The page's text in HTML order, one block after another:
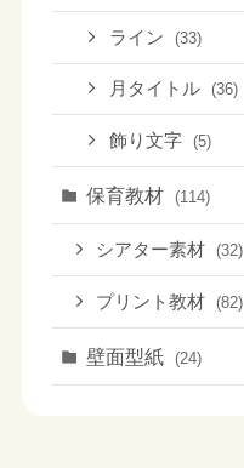
ライン (33)
月タイトル (36)
飾り文字 (5)
保育教材 (114)
シアター素材 (32)
プリント教材 (82)
壁面型紙 (24)